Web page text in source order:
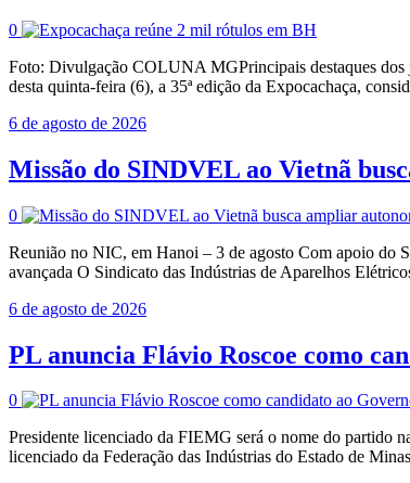
0
Foto: Divulgação COLUNA MGPrincipais destaques
desta quinta-feira (6), a 35ª edição da Expocachaça,
6 de agosto de 2026
Missão do SINDVEL ao Vietnã
0
Reunião no NIC, em Hanoi – 3 de agosto Com apoio do
avançada O Sindicato das Indústrias de Aparelhos
6 de agosto de 2026
PL anuncia Flávio Roscoe como
0
Presidente licenciado da FIEMG será o nome do partido
licenciado da Federação das Indústrias do Estado de